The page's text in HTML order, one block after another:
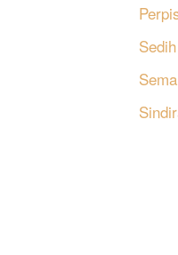
Sedih